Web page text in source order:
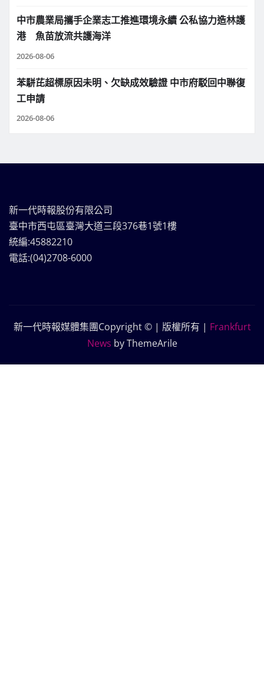
中市農業局攜手企業志工推進環境永續 公私協力造林護
港 魚苗放流共護海洋
2026-08-06
苯駢芘超標原因未明、欠缺成效驗證 中市府駁回中聯復
工申請
2026-08-06
新一代時報股份有限公司
臺中市西屯區臺灣大道三段376巷1號1樓
統編:45882210
電話:(04)2708-6000
新一代時報媒體集團Copyright © | 版權所有 | Frankfurt
News by ThemeArile